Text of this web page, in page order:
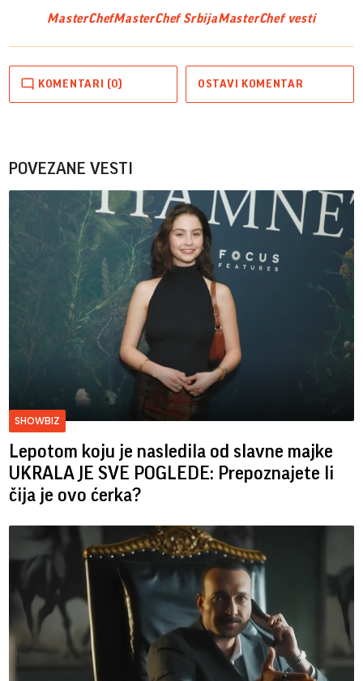
MasterChefMasterChef SrbijaMasterChef vesti
KOMENTARI (0) OSTAVI KOMENTAR
POVEZANE VESTI
SHOWBIZ
Lepotom koju je nasledila od slavne majke
UKRALA JE SVE POGLEDE: Prepoznajete li
čija je ovo ćerka?